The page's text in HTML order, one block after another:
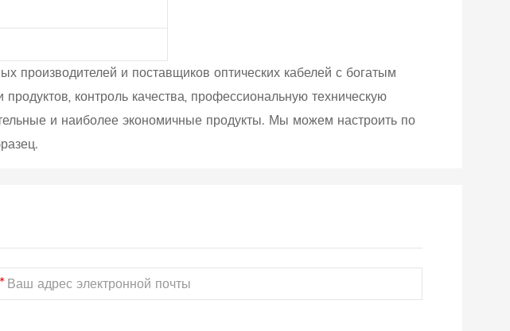
и поставщиков оптических кабелей с богатым
контроль качества, профессиональную техническую
и наиболее экономичные продукты. Мы можем настроить по